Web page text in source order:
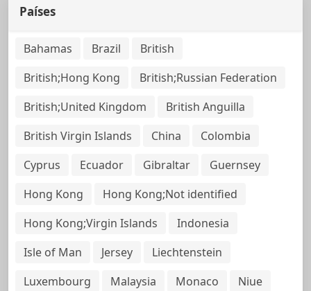
Países
Bahamas Brazil
British
British;Hong Kong
British;Russian Federation
British;United Kingdom
British Anguilla
British Virgin Islands
China
Colombia
Cyprus
Ecuador Gibraltar
Guernsey
Hong Kong
Hong Kong;Not identified
Hong Kong;Virgin Islands
Indonesia
Isle of Man
Jersey
Liechtenstein
Luxembourg
Malaysia Monaco
Niue